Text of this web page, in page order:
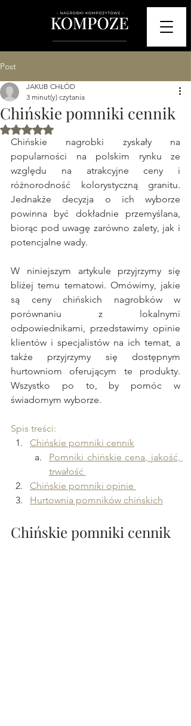
Post
Chińskie pomniki cennik
JAKUB CHŁÓD
3 minut(y) czytania
Oceniono na NaN z 5 gwiazdek.
Chińskie nagrobki zyskały na
popularności na polskim rynku ze
względu na atrakcyjne ceny i
różnorodność kolorystyczną granitu.
Jednakże decyzja o ich wyborze
powinna być dokładnie przemyślana,
biorąc pod uwagę zarówno zalety, jak i
potencjalne wady.
W niniejszym artykule przyjrzymy się
bliżej temu tematowi. Omówimy, jakie
są ceny chińskich nagrobków w
porównaniu z lokalnymi
odpowiednikami, przedstawimy opinie
klientów i specjalistów na ich temat, a
także przyjrzymy się dostępnym
hurtowniom oferującym te produkty.
Wszystko po to, by pomóc w
świadomym wyborze.
Spis treści:
Chińskie pomniki cennik
Pomniki chińskie cena, jakość,
trwałość
Chińskie pomniki opinie
Hurtownia pomników chińskich
Chińskie pomniki cennik